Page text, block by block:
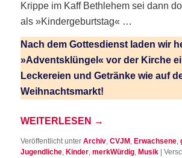
Krip­pe im Kaff Beth­le­hem sei dann
als »Kin­der­ge­burts­tag« …
Nach dem Got­tes­dienst laden wir
»Advents­klün­gel« vor der Kir­che
Lecke­rei­en und Geträn­ke wie auf
Weihnachtsmarkt!
WEI­TER­LE­SEN →
Veröffentlicht unter Archiv,CVJM , Erwachsene,
Jugendliche, Kinder,merkWürdig, Musik |